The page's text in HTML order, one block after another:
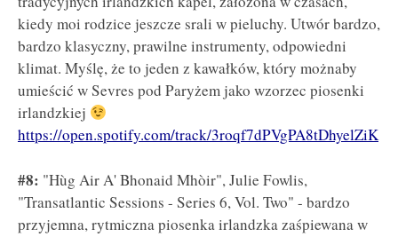
kiedy moi rodzice jeszcze srali w pieluchy. Utwór bardzo,
bardzo klasyczny, prawilne instrumenty, odpowiedni
klimat. Myślę, że to jeden z kawałków, który możnaby
umieścić w Sevres pod Paryżem jako wzorzec piosenki
irlandzkiej
https://open.spotify.com/track/3roqf7dPVgPA8tDhyelZiK
#8: "Hùg Air A' Bhonaid Mhòir", Julie Fowlis,
"Transatlantic Sessions - Series 6, Vol. Two" - bardzo
przyjemna, rytmiczna piosenka irlandzka zaśpiewana w